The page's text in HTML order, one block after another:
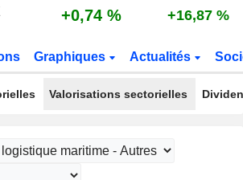
+0,74 % +16,87 %
Graphiques Actualités
Valorisations sectorielles